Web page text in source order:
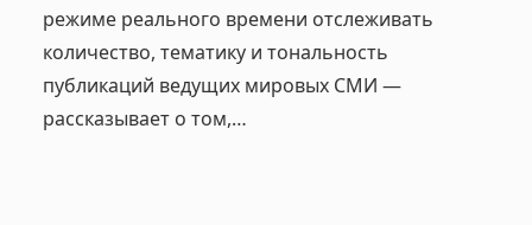
режиме реального времени отслеживать
количество, тематику и тональность
публикаций ведущих мировых СМИ —
рассказывает о том,…